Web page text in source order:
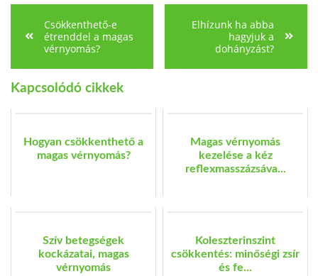
Csökkenthető-e
étrenddel a magas
vérnyomás?
Elhízunk ha abba
hagyjuk a
dohányzást?
Kapcsolódó cikkek
Hogyan csökkenthető a
magas vérnyomás?
Magas vérnyomás
kezelése a kéz
reflexmasszázsáva...
Szív betegségek
kockázatai, magas
vérnyomás
Koleszterinszint
csökkentés: minőségi zsír
és fe...